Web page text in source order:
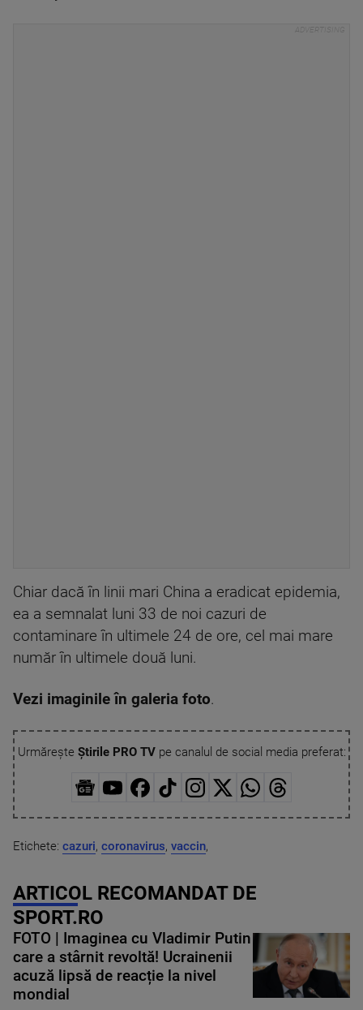
Chiar dacă în linii mari China a eradicat epidemia,
ea a semnalat luni 33 de noi cazuri de
contaminare în ultimele 24 de ore, cel mai mare
număr în ultimele două luni.
Vezi imaginile în galeria foto.
Urmărește Știrile PRO TVpe canalul de social media preferat:
Etichete: cazuri, coronavirus, vaccin,
ARTICOL RECOMANDAT DE
SPORT.RO
FOTO | Imaginea cu Vladimir Putin
care a stârnit revoltă! Ucrainenii
acuză lipsă de reacție la nivel
mondial